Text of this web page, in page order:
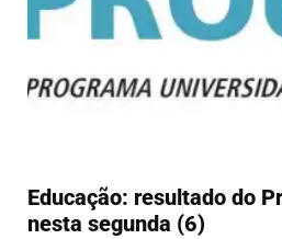
Educação: resultado do
nesta segunda (6)